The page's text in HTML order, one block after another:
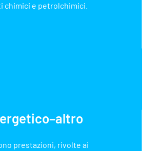
chimici e petrolchimici.
prestazioni, rivolte ai